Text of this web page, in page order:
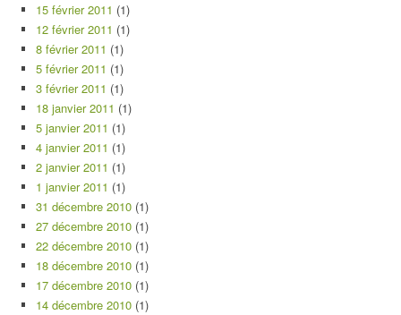
15 février 2011 (1)
12 février 2011 (1)
8 février 2011 (1)
5 février 2011 (1)
3 février 2011 (1)
18 janvier 2011 (1)
5 janvier 2011 (1)
4 janvier 2011 (1)
2 janvier 2011 (1)
1 janvier 2011 (1)
31 décembre 2010 (1)
27 décembre 2010 (1)
22 décembre 2010 (1)
18 décembre 2010 (1)
17 décembre 2010 (1)
14 décembre 2010 (1)